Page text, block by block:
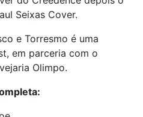
Seixas Cover.
e Torresmo é uma
em parceria com o
Olimpo.